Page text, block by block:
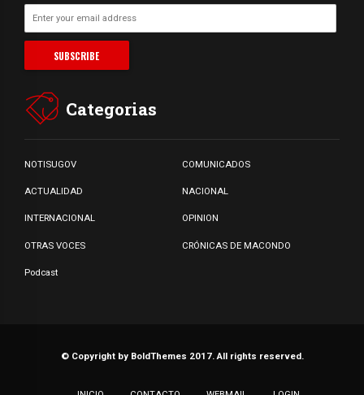
Categorias
NOTISUGOV COMUNICADOS
ACTUALIDAD NACIONAL
INTERNACIONAL OPINION
OTRAS VOCES CRÓNICAS DE MACONDO
Podcast
© Copyright by BoldThemes 2017. All rights reserved.